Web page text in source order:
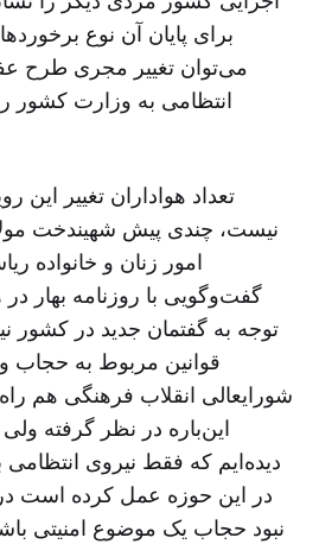
برای پایان آن نوع
می‌توان تغییر مجری طرح
انتظامی به وزارت کشور
تعداد هواداران تغییر این
نیست، چندی پیش شهیندخت
امور زنان و خانواده
گفت‌وگویی با روزنامه بهار در
توجه به گفتمان جدید در کشور
قوانین مربوط به حجاب
شورایعالی انقلاب فرهنگی هم
‌این‌باره در نظر گرفته
دیده‌ایم که فقط نیروی انتظامی
در این حوزه عمل کرده است
نبود حجاب یک موضوع امنیتی